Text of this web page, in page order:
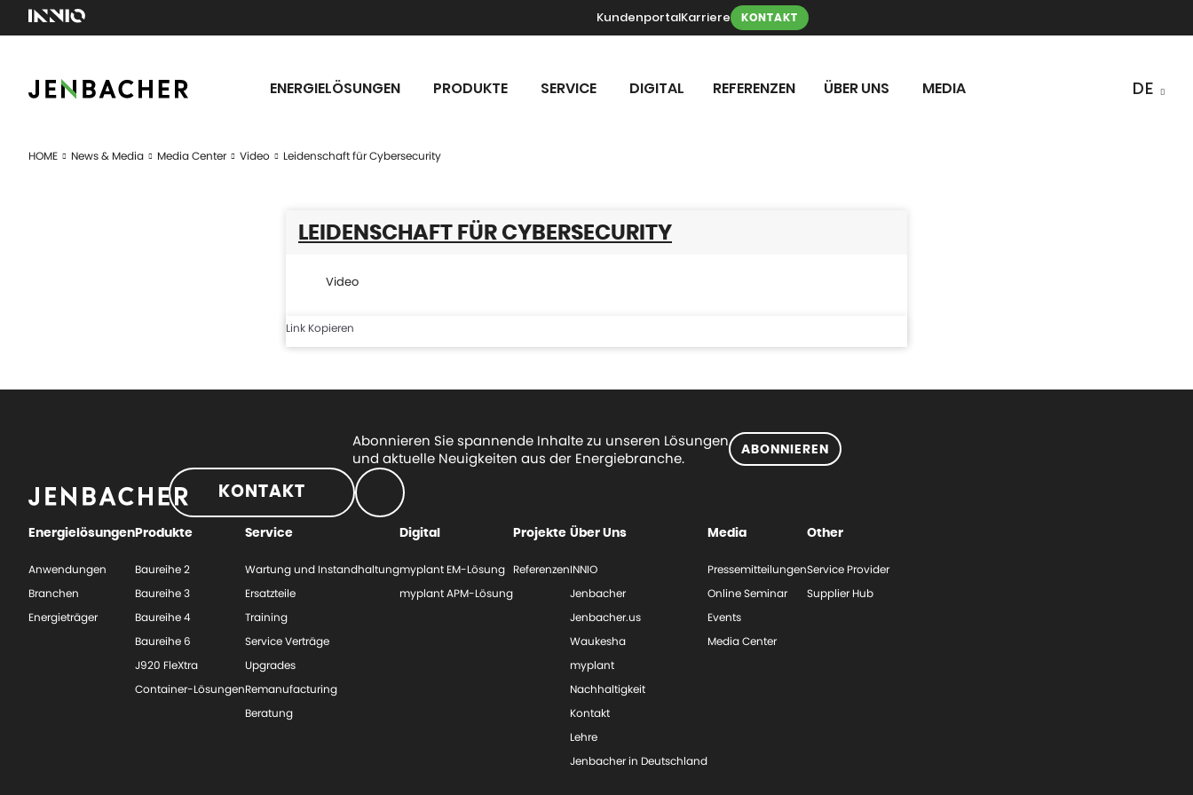
KundenportalKarriere KONTAKT
ENERGIELÖSUNGEN PRODUKTE SERVICE DIGITAL REFERENZEN ÜBER UNS MEDIA
HOME News & Media Media Center Video Leidenschaft für Cybersecurity
LEIDENSCHAFT FÜR CYBERSECURITY
Video
Link Kopieren
Abonnieren Sie spannende Inhalte zu unseren Lösungen
und aktuelle Neuigkeiten aus der Energiebranche.
ABONNIEREN
KONTAKT
Energielösungen
Anwendungen
Branchen
Energieträger
Produkte
Baureihe 2
Baureihe 3
Baureihe 4
Baureihe 6
J920 FleXtra
Container-Lösungen
Service
Wartung und Instandhaltung
Ersatzteile
Training
Service Verträge
Upgrades
Remanufacturing
Beratung
Digital
myplant EM-Lösung
myplant APM-Lösung
Projekte
Referenzen
Über Uns
INNIO
Jenbacher
Jenbacher.us
Waukesha
myplant
Nachhaltigkeit
Kontakt
Lehre
Jenbacher in Deutschland
Media
Pressemitteilungen
Online Seminar
Events
Media Center
Other
Service Provider
Supplier Hub